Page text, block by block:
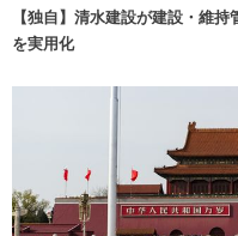
【独自】清水建設が建設・維
を実用化